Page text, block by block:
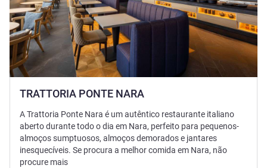
TRATTORIA PONTE NARA
A Trattoria Ponte Nara é um autêntico restaurante italiano
aberto durante todo o dia em Nara, perfeito para pequenos-
almoços sumptuosos, almoços demorados e jantares
inesquecíveis. Se procura a melhor comida em Nara, não
procure mais